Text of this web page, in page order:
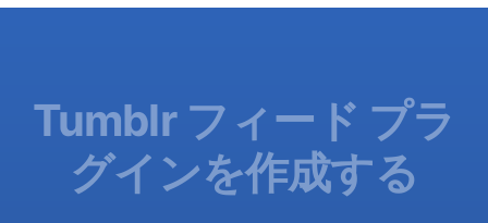
Tumblr フィード プラ
グインを作成する